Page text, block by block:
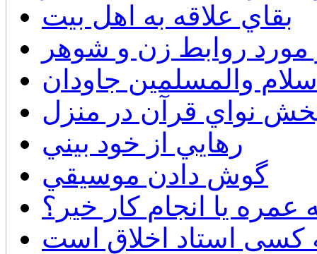
بقاي علاقه به اهل بيت
مورد روابط زن و شوهر
والمسلمين جاودان
نواي قرآن در منزل
رهايي از خود بيني
گوش دادن موسيقي
عمره يا انجام كار خير؟
کسی استاد اخلاق است